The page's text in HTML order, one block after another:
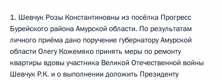
1. Шевчук Розы Константиновны из посёлка Прогресс
Бурейского района Амурской области. По результатам
личного приёма дано поручение губернатору Амурской
области Олегу Кожемяко принять меры по ремонту
квартиры вдовы участника Великой Отечественной войны
Шевчук Р.К. и о выполнении доложить Президенту